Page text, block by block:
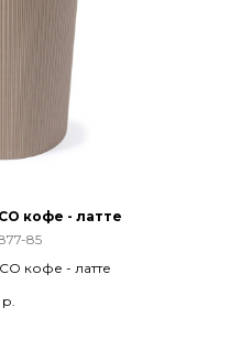
кофе - латте
85
кофе - латте
р.